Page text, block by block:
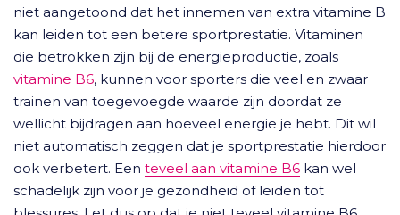
niet aangetoond dat het innemen van extra vitamine B
kan leiden tot een betere sportprestatie. Vitaminen
die betrokken zijn bij de energieproductie, zoals
vitamine B6, kunnen voor sporters die veel en zwaar
trainen van toegevoegde waarde zijn doordat ze
wellicht bijdragen aan hoeveel energie je hebt. Dit wil
niet automatisch zeggen dat je sportprestatie hierdoor
ook verbetert. Een teveel aan vitamine B6 kan wel
schadelijk zijn voor je gezondheid of leiden tot